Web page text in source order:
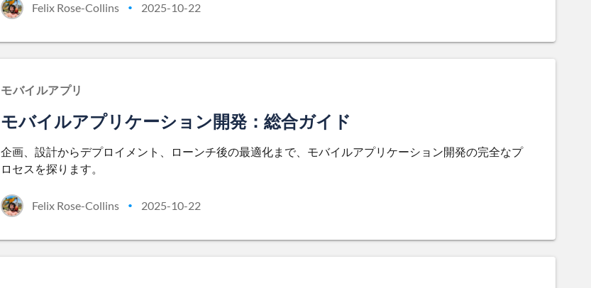
Felix Rose-Collins • 2025-10-22
モバイルアプリ
モバイルアプリケーション開発：総合ガイド
企画、設計からデプロイメント、ローンチ後の最適化まで、モバイルアプリケーション開発の完全なプ
ロセスを探ります。
Felix Rose-Collins • 2025-10-22